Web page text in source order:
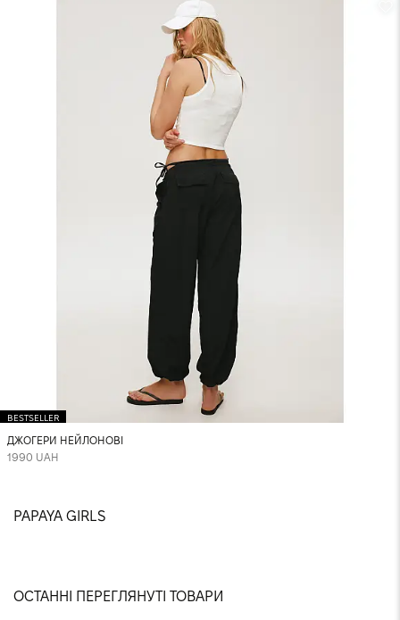
BESTSELLER
ДЖОГЕРИ НЕЙЛОНОВІ
1990 UAH
PAPAYA GIRLS
@nastyashaparenko
@sonya.davydovska
@yuliaabondarchuk
@dana.gnatenko
@anastasiia.chvyrova
@karina.valeshnaya
ОСТАННІ ПЕРЕГЛЯНУТІ ТОВАРИ